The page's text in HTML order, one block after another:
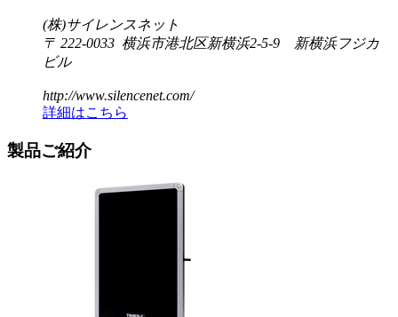
(株)サイレンスネット
〒 222-0033 横浜市港北区新横浜2-5-9 新横浜フジカ
ビル
http://www.silencenet.com/
詳細はこちら
製品ご紹介